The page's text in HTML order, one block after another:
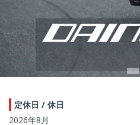
定休日 / 休日
2026年8月